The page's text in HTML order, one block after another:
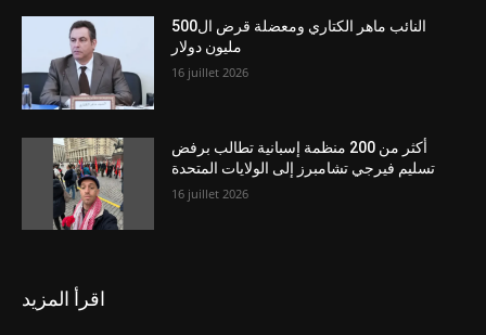
النائب ماهر الكتاري ومعضلة قرض ال500
مليون دولار
16 juillet 2026
أكثر من 200 منظمة إسبانية تطالب برفض
تسليم فيرجي تشامبرز إلى الولايات المتحدة
16 juillet 2026
اقرأ المزيد